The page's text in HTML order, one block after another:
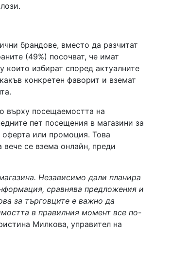
брандове, вместо да разчитат
(49%) посочват, че имат
избират според актуалните
конкретен фаворит и вземат
върху посещаемостта на
пет посещения в магазини за
или промоция. Това
се взема онлайн, преди
Независимо дали планира
сравнява предложения и
за търговците е важно да
в правилния момент все по-
Милкова, управител на